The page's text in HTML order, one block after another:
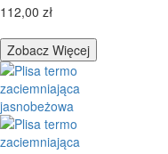
112,00 zł
Zobacz Więcej